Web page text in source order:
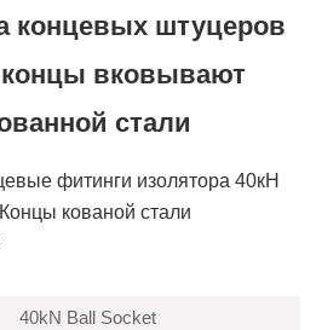
концевых штуцеров
концы вковывают
стали
фитинги изолятора 40кН
кованой стали
40kN Ball Socket